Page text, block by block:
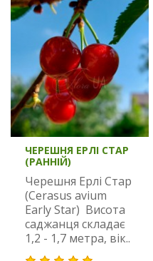
ЧЕРЕШНЯ ЕРЛІ СТАР
(РАННІЙ)
Черешня Ерлі Стар
(Cerasus avium
Early Star) Висота
саджанця складає
1,2 - 1,7 метра, вік..